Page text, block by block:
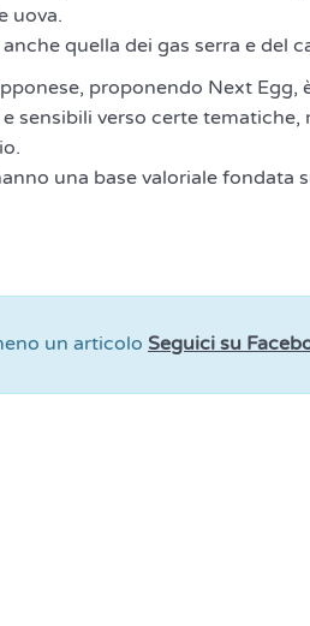
uova.
quella dei gas serra e del
proponendo Next Egg,
sensibili verso certe tematiche,
una base valoriale fondata
un articolo Seguici su